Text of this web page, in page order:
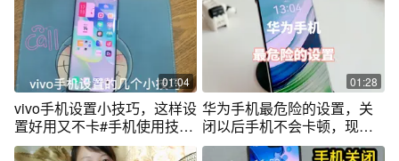
01:04
vivo手机设置小技巧，这样设
置好用又不卡#手机使用技巧
#vivo
01:28
华为手机最危险的设置，关
闭以后手机不会卡顿，现在
知道也不晚！